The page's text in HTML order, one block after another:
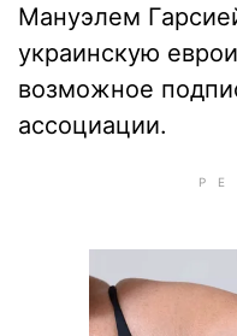
Мануэлем
украинскую
возможное
ассоциации.